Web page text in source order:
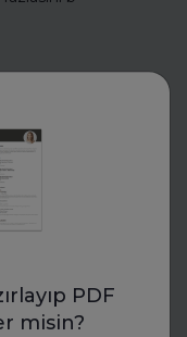
PDF
misin?